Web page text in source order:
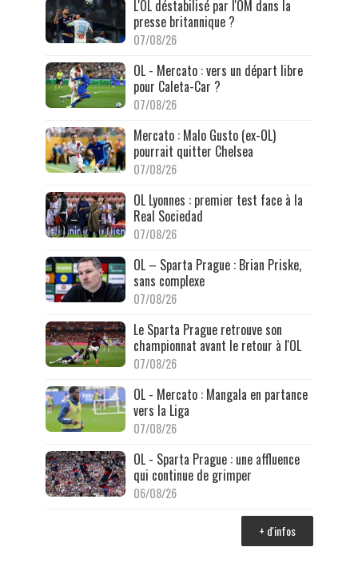
L'OL déstabilisé par l'OM dans la
presse britannique ?
07/08/26
OL - Mercato : vers un départ libre
pour Caleta-Car ?
07/08/26
Mercato : Malo Gusto (ex-OL)
pourrait quitter Chelsea
07/08/26
OL Lyonnes : premier test face à la
Real Sociedad
07/08/26
OL – Sparta Prague : Brian Priske,
sans complexe
07/08/26
Le Sparta Prague retrouve son
championnat avant le retour à l'OL
07/08/26
OL - Mercato : Mangala en partance
vers la Liga
07/08/26
OL - Sparta Prague : une affluence
qui continue de grimper
06/08/26
+ d'infos